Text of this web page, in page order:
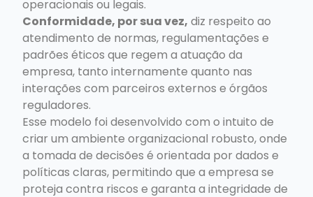
operacionais ou legais.
Conformidade, por sua vez, diz respeito ao
atendimento de normas, regulamentações e
padrões éticos que regem a atuação da
empresa, tanto internamente quanto nas
interações com parceiros externos e órgãos
reguladores.
Esse modelo foi desenvolvido com o intuito de
criar um ambiente organizacional robusto, onde
a tomada de decisões é orientada por dados e
políticas claras, permitindo que a empresa se
proteja contra riscos e garanta a integridade de